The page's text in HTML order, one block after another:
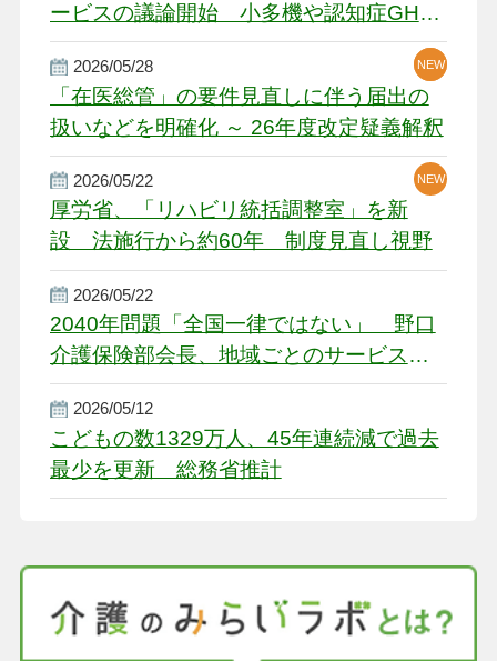
ービスの議論開始 小多機や認知症GH、
厳しい経営環境に危機感
2026/05/28
「在医総管」の要件見直しに伴う届出の
扱いなどを明確化 ～ 26年度改定疑義解釈
NEW
NEW
2026/05/22
厚労省、「リハビリ統括調整室」を新
設 法施行から約60年 制度見直し視野
NEW
2026/05/22
2040年問題「全国一律ではない」 野口
介護保険部会長、地域ごとのサービス基
盤整備を促す
2026/05/12
こどもの数1329万人、45年連続減で過去
最少を更新 総務省推計